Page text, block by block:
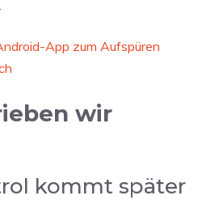
App zum Aufspüren
wir
kommt später